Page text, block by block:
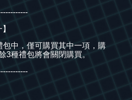
包中，僅可購買其中一項，購
3種禮包將會關閉購買。